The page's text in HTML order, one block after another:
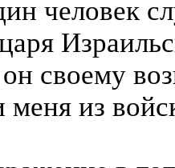
человек
он своему
меня из